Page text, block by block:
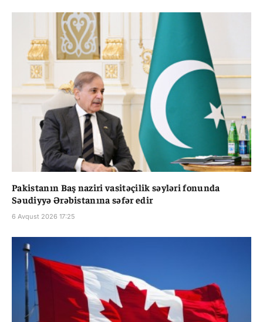
Pakistanın Baş naziri vasitəçilik səyləri fonunda
Səudiyyə Ərəbistanına səfər edir
6 Avqust 2026 17:25